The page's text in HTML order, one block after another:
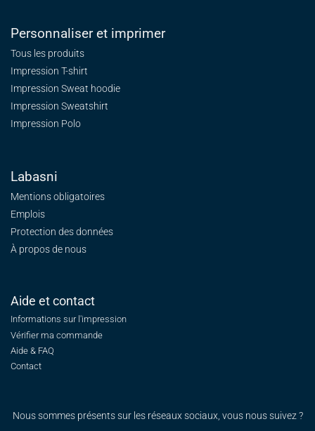
Personnaliser et imprimer
Tous les produits
Impression T-shirt
Impression Sweat hoodie
Impression Sweatshirt
Impression Polo
Labasni
Mentions obligatoires
Emplois
Protection des données
À propos de nous
Aide et contact
Informations sur l'impression
Vérifier ma commande
Aide & FAQ
Contact
Nous sommes présents sur les réseaux sociaux, vous nous suivez ?